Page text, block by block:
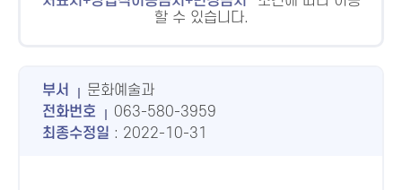
할 수 있습니다.
부서
문화예술과
전화번호
063-580-3959
최종수정일 : 2022-10-31